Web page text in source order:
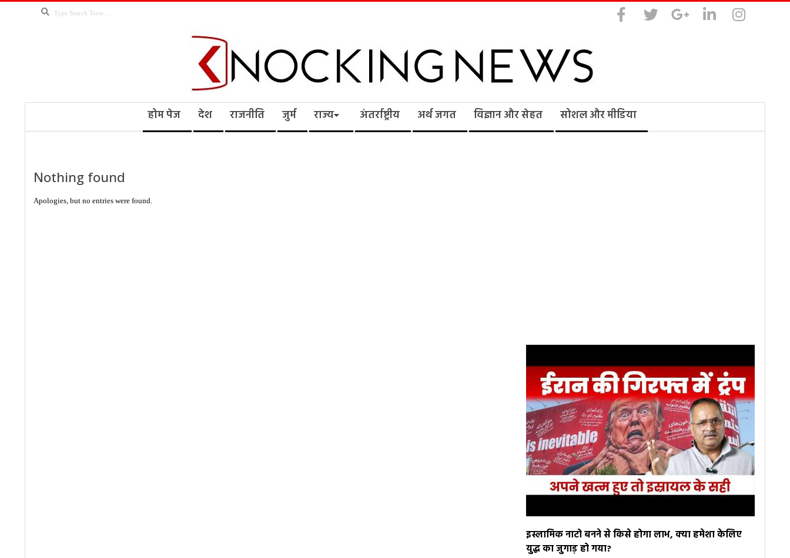
Search
Knocking
होम पेज देश राजनीति जुर्म राज्य अंतर्राष्ट्रीय अर्थ जगत विज्ञान और सेहत सोशल और मीडिया
Nothing found
Apologies, but no entries were found.
इस्लामिक नाटो बनने से किसे होगा लाभ, क्या हमेशा केलिए
युद्ध का जुगाड़ हो गया?